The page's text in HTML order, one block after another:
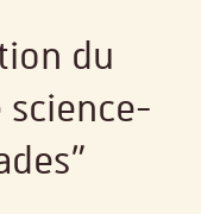
du
science-